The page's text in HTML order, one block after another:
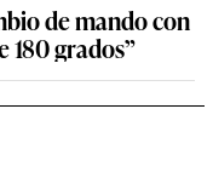
de mando con
180 grados”